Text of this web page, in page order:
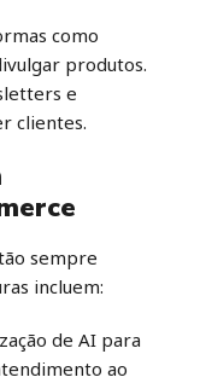
como
produtos.
e
clientes.
sempre
incluem:
de AI para
ao